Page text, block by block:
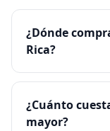
¿Dónde
Rica?
¿Cuánto
mayor?